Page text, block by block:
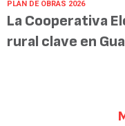
PLAN DE OBRAS 2026
La Cooperativa
rural clave en